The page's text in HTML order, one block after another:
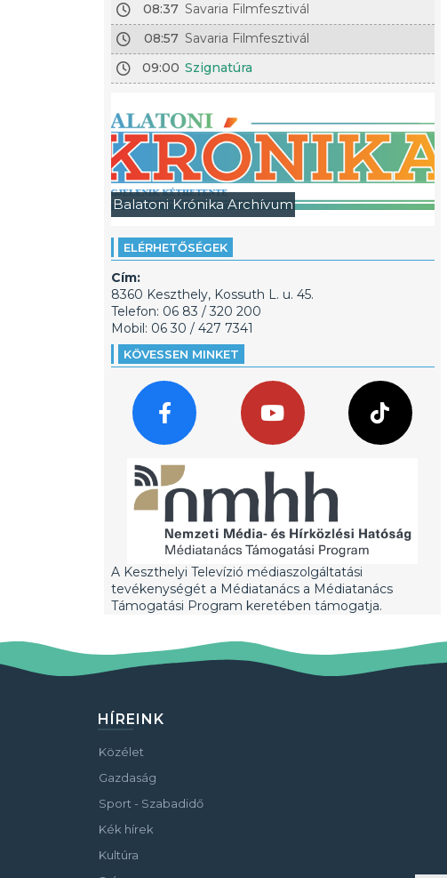
08:37 Savaria Filmfesztivál
08:57 Savaria Filmfesztivál
09:00 Szignatúra
Balatoni Krónika Archívum
ELÉRHETŐSÉGEK
Cím:
8360 Keszthely, Kossuth L. u. 45.
Telefon: 06 83 / 320 200
Mobil: 06 30 / 427 7341
KÖVESSEN MINKET
A Keszthelyi Televízió médiaszolgáltatási
tevékenységét a Médiatanács a Médiatanács
Támogatási Program keretében támogatja.
HÍREINK
Közélet
Gazdaság
Sport - Szabadidő
Kék hírek
Kultúra